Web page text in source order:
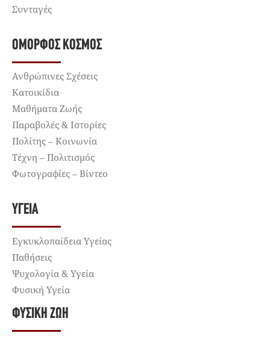
Συνταγές
ΌΜΟΡΦΟΣ ΚΌΣΜΟΣ
Ανθρώπινες Σχέσεις
Κατοικίδια
Μαθήματα Ζωής
Παραβολές & Ιστορίες
Πολίτης – Κοινωνία
Τέχνη – Πολιτισμός
Φωτογραφίες – Βίντεο
ΥΓΕΊΑ
Εγκυκλοπαίδεια Υγείας
Παθήσεις
Ψυχολογία & Υγεία
Φυσική Υγεία
ΦΥΣΙΚΉ ΖΩΉ